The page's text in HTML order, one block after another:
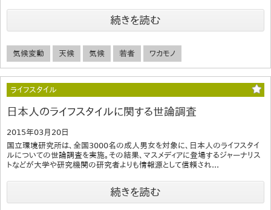
続きを読む
気候変動 天候 気候 若者 ワカモノ
ライフスタイル
日本人のライフスタイルに関する世論調査
2015年03月20日
国立環境研究所は、全国3000名の成人男女を対象に、日本人のライフスタイ
ルについての世論調査を実施。その結果、マスメディアに登場するジャーナリス
トなどが大学や研究機関の研究者よりも情報源として信頼され...
続きを読む